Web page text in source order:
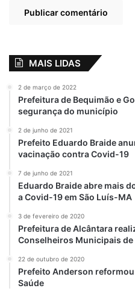
poucos e
Padre Paulo e João
MAIS LIDAS
2 de março de 2022
Prefeitura de Bequimão e
segurança do município
2 de junho de 2021
Prefeito Eduardo Braide
vacinação contra Covid-19
7 de junho de 2021
Eduardo Braide abre mais
a Covid-19 em São Luís-MA
3 de fevereiro de 2020
Prefeitura de Alcântara
Conselheiros Municipais de
22 de outubro de 2020
Prefeito Anderson reformou
Saúde